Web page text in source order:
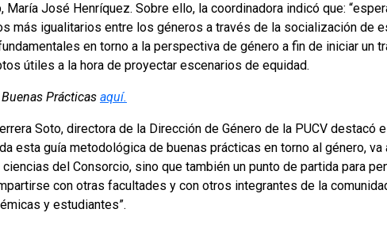
María José Henríquez. Sobre ello, la coordinadora indicó que:
más igualitarios entre los géneros a través de la socialización de
en torno a la perspectiva de género a fin de iniciar un
útiles a la hora de proyectar escenarios de equidad.
Prácticas aquí.
Soto, directora de la Dirección de Género de la PUCV destacó
esta guía metodológica de buenas prácticas en torno al género,
del Consorcio, sino que también un punto de partida para
con otras facultades y con otros integrantes de la
y estudiantes”.